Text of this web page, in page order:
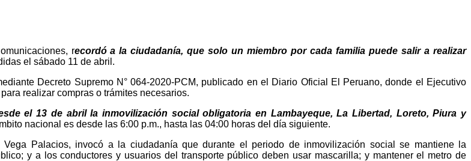
recordó a la ciudadanía, que solo un miembro por cada familia puede salir a realizar
el sábado 11 de abril.
Decreto Supremo N° 064-2020-PCM, publicado en el Diario Oficial El Peruano, donde el Ejecutivo
realizar compras o trámites necesarios.
el 13 de abril la inmovilización social obligatoria en Lambayeque, La Libertad, Loreto, Piura y
nacional es desde las 6:00 p.m., hasta las 04:00 horas del día siguiente.
Palacios, invocó a la ciudadanía que durante el periodo de inmovilización social se mantiene la
y a los conductores y usuarios del transporte público deben usar mascarilla; y mantener el metro de